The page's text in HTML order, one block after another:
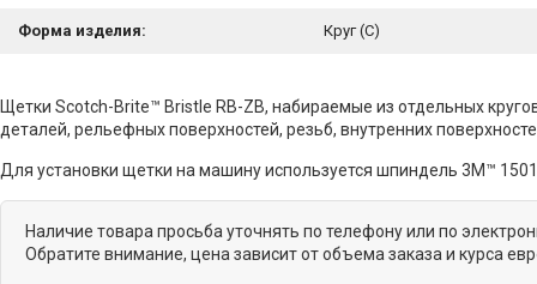
Форма изделия: Круг (С)
Щетки Scotch-Brite™ Bristle RB-ZB, набираемые из отдельных
деталей, рельефных поверхностей, резьб, внутренних
Для установки щетки на машину используется шпиндель 3M™
Наличие товара просьба уточнять по телефону или по
Обратите внимание, цена зависит от объема заказа и курса